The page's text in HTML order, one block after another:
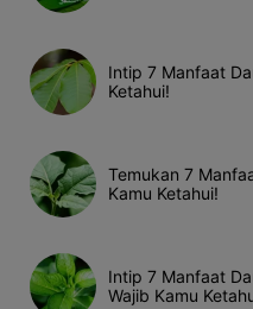
Intip 7 Manfaat
Ketahui!
Temukan 7
Kamu Ketahui!
Intip 7 Manfaat
Wajib Kamu